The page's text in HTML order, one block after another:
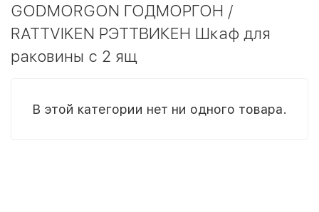
GODMORGON ГОДМОРГОН /
RATTVIKEN РЭТТВИКЕН Шкаф для
раковины с 2 ящ
В этой категории нет ни одного товара.